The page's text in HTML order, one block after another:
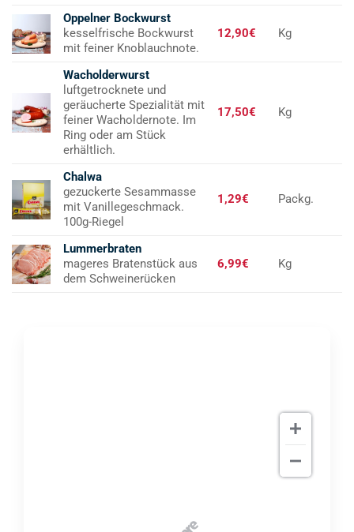
Oppelner Bockwurst
kesselfrische Bockwurst
mit feiner Knoblauchnote.
12,90€ Kg
Wacholderwurst
luftgetrocknete und
geräucherte Spezialität mit
feiner Wacholdernote. Im
Ring oder am Stück
erhältlich.
17,50€ Kg
Chalwa
gezuckerte Sesammasse
mit Vanillegeschmack.
100g-Riegel
1,29€ Packg.
Lummerbraten
mageres Bratenstück aus
dem Schweinerücken
6,99€ Kg